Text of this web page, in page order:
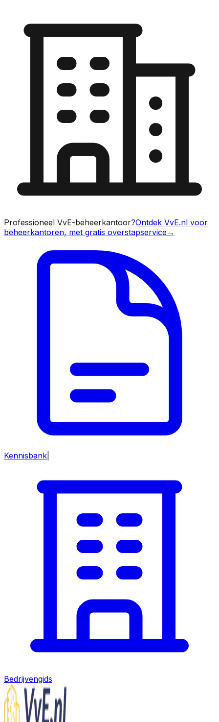
Professioneel VvE-beheerkantoor?Ontdek VvE.nl voor
beheerkantoren, met gratis overstapservice→
Kennisbank
Bedrijvengids